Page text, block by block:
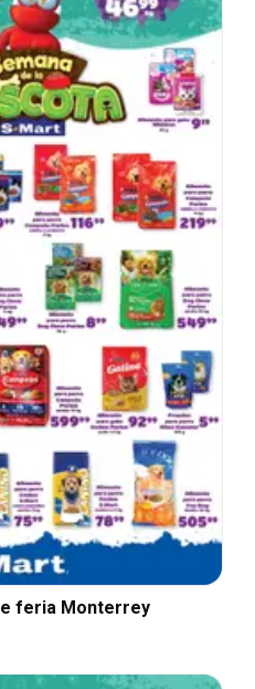
feria Monterrey